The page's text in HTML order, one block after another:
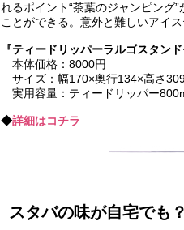
れるポイント“茶葉のジャンピング
ことができる。意外と難しいアイ
『ティードリッパーラルゴスタン
本体価格：8000円
サイズ：幅170×奥行134×高さ309
実用容量：ティードリッパー
◆詳細はコチラ
スタバの味が自宅でも